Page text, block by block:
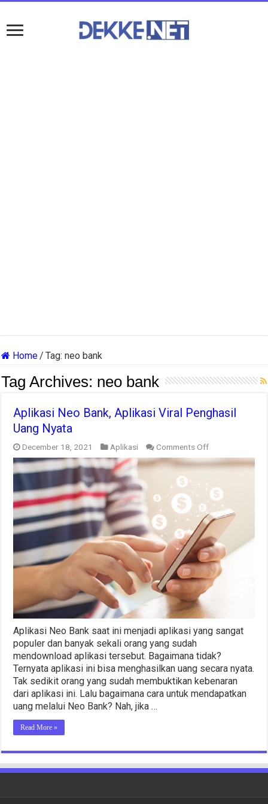
Home/ Tag:neo bank
Tag Archives: neo bank
Aplikasi Neo Bank, Aplikasi Viral Penghasil
Uang Nyata
December 18, 2021 Aplikasi Comments Offon
Aplikasi
Neo
Viral
Penghasil
Uang
Nyata
Aplikasi Neo Bank saat ini menjadi aplikasi yang sangat
populer dan banyak sekali orang yang sudah
mendownload aplikasi tersebut. Bagaimana tidak?
Ternyata aplikasi ini bisa menghasilkan uang secara nyata.
Tak sedikit orang yang sudah membuktikan kebenaran
dari aplikasi ini. Lalu bagaimana cara untuk mendapatkan
uang melalui Neo Bank? Nah, jika …
Read More »